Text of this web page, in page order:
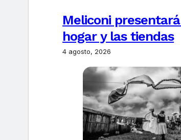
Meliconi
hogar y las tiendas
4 agosto, 2026